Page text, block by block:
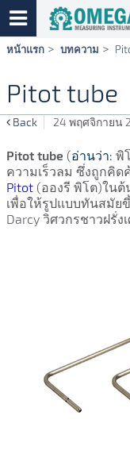
Skip
หน้าแรก บทความ
Pitot tube
Back 24 พฤศจิกายน
Pitot tube (อ่านว่า: พิ
ความเร็วลม ซึ่งถูกคิด
Pitot (อองรี พิโต)ในต้
เพื่อให้รูปแบบทันสมัย
Darcy วิศวกรชาวฝรั่ง